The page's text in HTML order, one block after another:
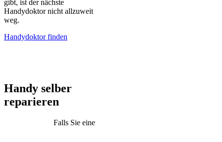
gibt, ist der nächste
Handydoktor nicht allzuweit
weg.
Handydoktor finden
Handy selber
reparieren
Falls Sie eine